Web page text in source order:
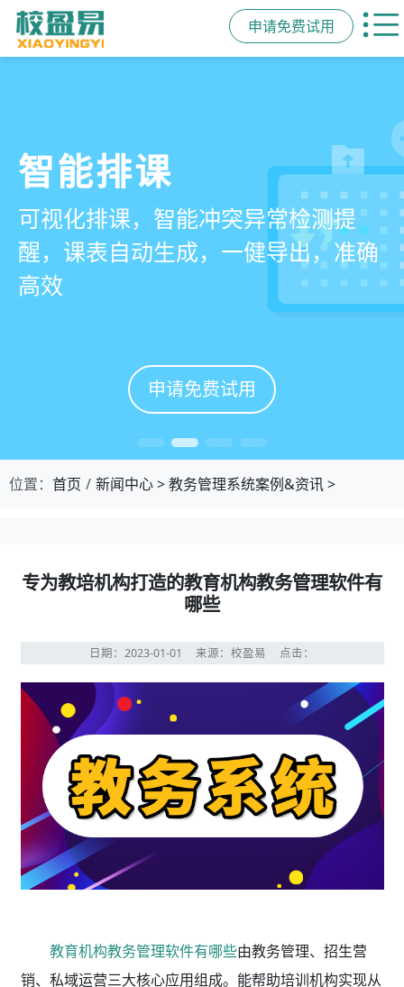
申请免费试用
管学校，用校盈易
培训机构教务管理系
统
有效提升运营管理效率45%
申请免费试用
智能排课
可视化排课，智能冲突异常检测提
醒，课表自动生成，一健导出，准确
高效
申请免费试用
课时统计
学员签到同步扣减课时，老师带课量
自动统计、汇总，数据清晰可查免扯
皮
申请免费试用
家校互动
一部手机链接教师、学员、家长，沟
通互动零距离，服务贴心铸口碑促续
费
申请免费试用
位置： 首页 新闻中心>教务管理系统案例&资讯>
专为教培机构打造的教育机构教务管理软件有
哪些
日期：2023-01-01 来源：校盈易 点击：
教育机构教务管理软件有哪些由教务管理、招生营
销、私域运营三大核心应用组成。能帮助培训机构实现从